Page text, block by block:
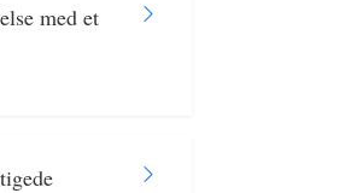
med et